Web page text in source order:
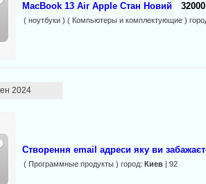
MacBook 13 Air Apple Стан Новий
( ноутбуки ) ( Компьютеры и комплектующие )
2024
Створення email адреси яку ви
( Программные продукты ) город: Киев| 92